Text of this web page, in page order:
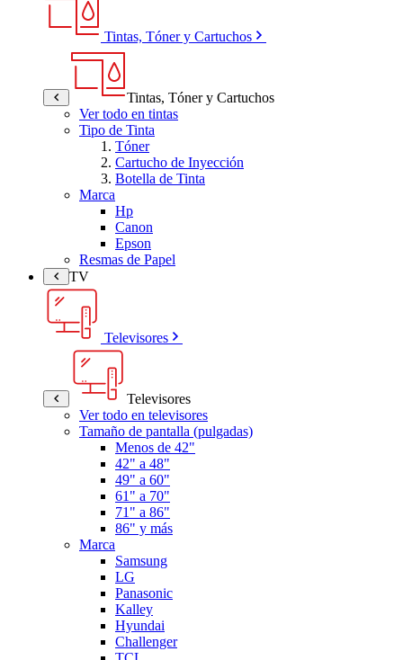
Tintas, Tóner y Cartuchos
Tintas, Tóner y Cartuchos
Ver todo en tintas
Tipo de Tinta
Tóner
Cartucho de Inyección
Botella de Tinta
Marca
Hp
Canon
Epson
Resmas de Papel
TV
Televisores
Televisores
Ver todo en televisores
Tamaño de pantalla (pulgadas)
Menos de 42"
42" a 48"
49" a 60"
61" a 70"
71" a 86"
86" y más
Marca
Samsung
LG
Panasonic
Kalley
Hyundai
Challenger